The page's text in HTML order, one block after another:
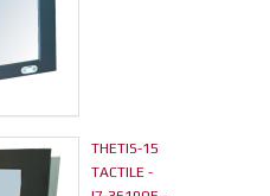
THETIS-15
TACTILE -